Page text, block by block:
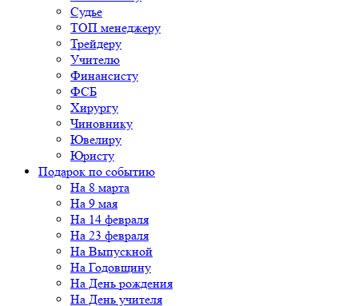
Судье
ТОП менеджеру
Трейдеру
Учителю
Финансисту
ФСБ
Хирургу
Чиновнику
Ювелиру
Юристу
Подарок по событию
На 8 марта
На 9 мая
На 14 февраля
На 23 февраля
На Выпускной
На Годовщину
На День рождения
На День учителя